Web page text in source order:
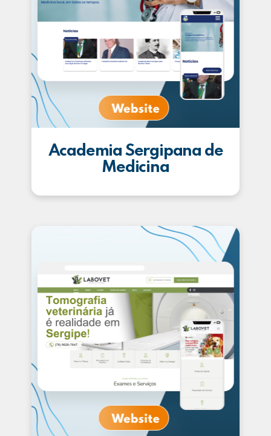
Academia Sergipana de
Medicina